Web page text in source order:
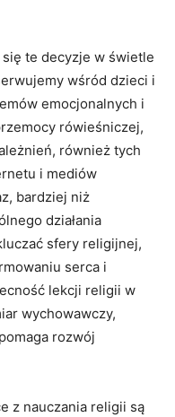
te decyzje w świetle
wśród dzieci i
emocjonalnych i
rówieśniczej,
również tych
i mediów
bardziej niż
działania
sfery religijnej,
serca i
lekcji religii w
wychowawczy,
rozwój
z nauczania religii są